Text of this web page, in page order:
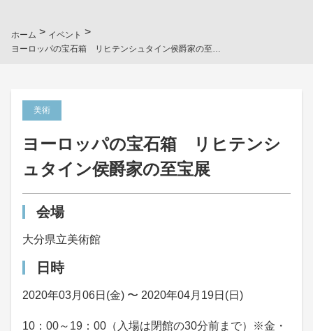
ホーム > イベント >
ヨーロッパの宝石箱 リヒテンシュタイン侯爵家の至宝展
美術
ヨーロッパの宝石箱 リヒテンシ
ュタイン侯爵家の至宝展
会場
大分県立美術館
日時
2020年03月06日(金) 〜 2020年04月19日(日)
10：00～19：00（入場は閉館の30分前まで）※金・